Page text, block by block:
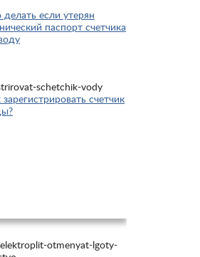
делать если утерян
паспорт счетчика
зарегистрировать счетчик